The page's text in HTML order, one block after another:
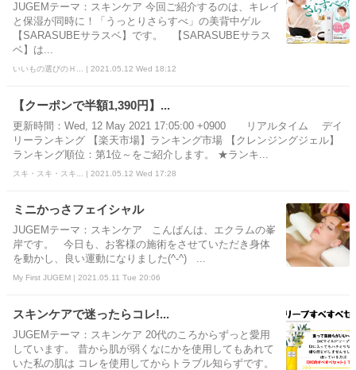
JUGEMテーマ：スキンケア 今回ご紹介するのは、キレイ
と保湿が同時に！「うっとりさらすべ」の美背中ゲル
【SARASUBEサラスベ】です。 【SARASUBEサラス
ベ】は...
いいもの選びのＨ... | 2021.05.12 Wed 18:12
【クーポンで半額1,390円】...
更新時間：Wed, 12 May 2021 17:05:00 +0900 リアルタイム デイ
リーランキング 【楽天市場】ランキング市場 【クレンジングジェル】
ランキング順位：第1位～をご紹介します。 ★ランキ...
スキ・スキ・スキ... | 2021.05.12 Wed 17:28
ミニかっさフェイシャル
JUGEMテーマ：スキンケア こんばんは、エクラムの峯
岸です。 今日も、お客様の施術をさせていただき身体
を動かし、良い運動になりました(^-^) ...
My First JUGEM | 2021.05.11 Tue 20:06
スキンケアで迷ったらコレ!...
JUGEMテーマ：スキンケア 20代のころからずっと愛用
しています。 昔から肌が弱くなにかを使用してもあれて
いた私の肌は コレを使用してからトラブル知らずです。